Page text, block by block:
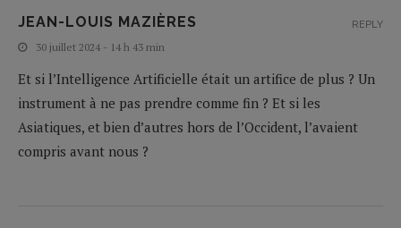
JEAN-LOUIS MAZIÈRES
30 juillet 2024 - 14 h 43 min
Et si l’Intelligence Artificielle était un artifice de plus ? Un
instrument à ne pas prendre comme fin ? Et si les
Asiatiques, et bien d’autres hors de l’Occident, l’avaient
compris avant nous ?
REPLY